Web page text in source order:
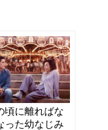
頃に離ればな
った幼なじみ